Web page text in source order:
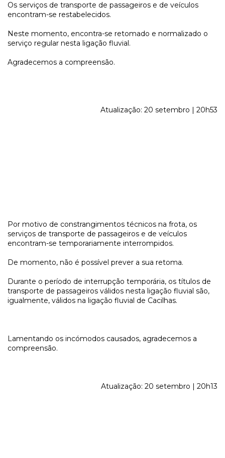
Os serviços de transporte de passageiros e de veículos
encontram-se restabelecidos.
Neste momento, encontra-se retomado e normalizado o
serviço regular nesta ligação fluvial.
Agradecemos a compreensão.
Atualização: 20 setembro | 20h53
Por motivo de constrangimentos técnicos na frota, os
serviços de transporte de passageiros e de veículos
encontram-se temporariamente interrompidos.
De momento, não é possível prever a sua retoma.
Durante o período de interrupção temporária, os títulos de
transporte de passageiros válidos nesta ligação fluvial são,
igualmente, válidos na ligação fluvial de Cacilhas.
Lamentando os incómodos causados, agradecemos a
compreensão.
Atualização: 20 setembro | 20h13